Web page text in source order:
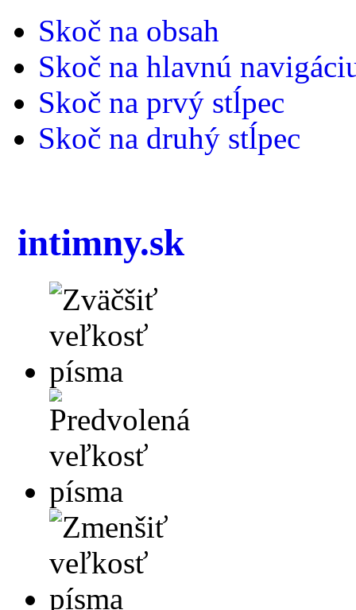
Skoč na obsah
Skoč na hlavnú
Skoč na prvý stĺpec
Skoč na druhý stĺpec
intimny.sk